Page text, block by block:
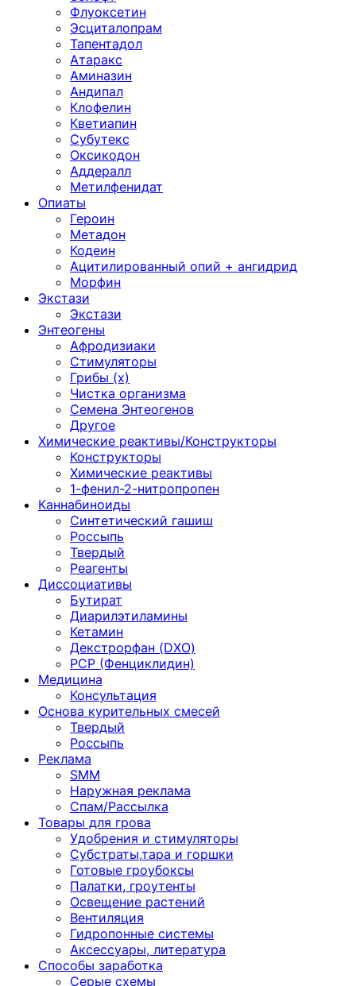
Флуоксетин
Эсциталопрам
Тапентадол
Атаракс
Аминазин
Андипал
Клофелин
Кветиапин
Субутекс
Оксикодон
Аддералл
Метилфенидат
Опиаты
Героин
Метадон
Кодеин
Ацитилированный опий + ангидрид
Морфин
Экстази
Экстази
Энтеогены
Афродизиаки
Стимуляторы
Грибы (х)
Чистка организма
Семена Энтеогенов
Другое
Химические реактивы/Конструкторы
Конструкторы
Химические реактивы
1-фенил-2-нитропропен
Каннабиноиды
Синтетический гашиш
Россыпь
Твердый
Реагенты
Диссоциативы
Бутират
Диарилэтиламины
Кетамин
Декстрорфан (DXO)
PCP (Фенциклидин)
Медицина
Консультация
Основа курительных смесей
Твердый
Россыпь
Реклама
SMM
Наружная реклама
Спам/Рассылка
Товары для грова
Удобрения и стимуляторы
Субстраты,тара и горшки
Готовые гроубоксы
Палатки, гроутенты
Освещение растений
Вентиляция
Гидропонные системы
Аксессуары, литература
Способы заработка
Серые схемы